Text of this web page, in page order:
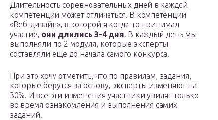
Длительность соревновательных дней в каждой
компетенции может отличаться. В компетенции
«Веб-дизайн», в которой я когда-то принимал
участие, они длились 3-4 дня. В каждый день мы
выполняли по 2 модуля, которые эксперты
составляли еще до начала самого конкурса.
При это хочу отметить, что по правилам, задания,
которые берутся за основу, эксперты изменяют на
30%. И все эти изменения участники увидят только
во время ознакомления и выполнения самих
заданий.